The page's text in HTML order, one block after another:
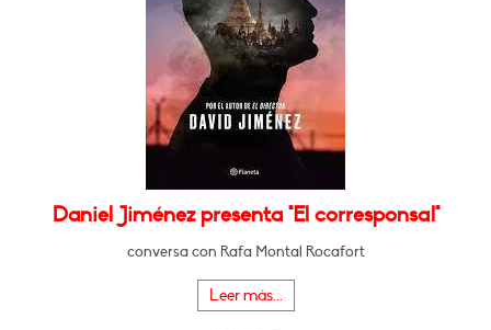
Daniel Jiménez presenta "El corresponsal"
conversa con Rafa Montal Rocafort
Leer más...